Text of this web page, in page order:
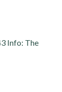
Info: The